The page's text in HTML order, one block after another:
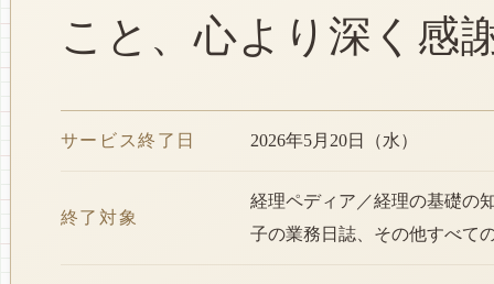
こと、心より深く感
サービス終了日 2026年5月20日（水）
終了対象
経理ペディア／経理の基礎の
子の業務日誌、その他すべて